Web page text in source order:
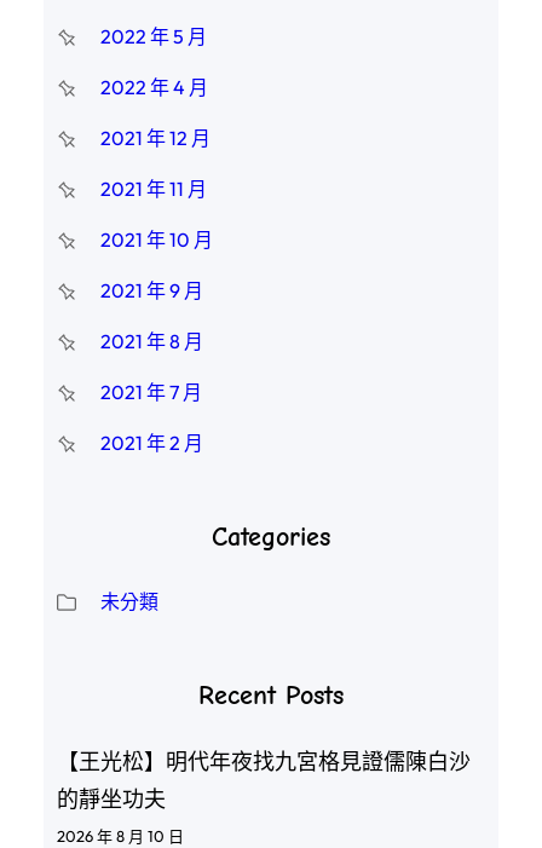
2022 年 5 月
2022 年 4 月
2021 年 12 月
2021 年 11 月
2021 年 10 月
2021 年 9 月
2021 年 8 月
2021 年 7 月
2021 年 2 月
Categories
未分類
Recent Posts
【王光松】明代年夜找九宮格見證儒陳白沙
的靜坐功夫
2026 年 8 月 10 日